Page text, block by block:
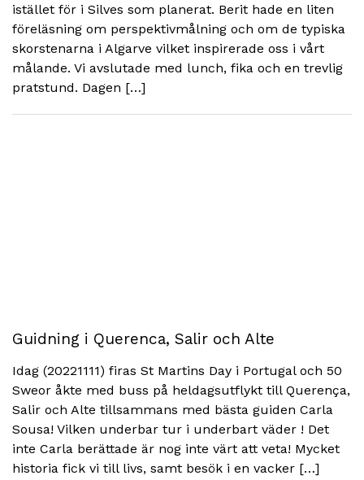
istället för i Silves som planerat. Berit hade en liten
föreläsning om perspektivmålning och om de typiska
skorstenarna i Algarve vilket inspirerade oss i vårt
målande. Vi avslutade med lunch, fika och en trevlig
pratstund. Dagen […]
Guidning i Querenca, Salir och Alte
Idag (20221111) firas St Martins Day i Portugal och 50
Sweor åkte med buss på heldagsutflykt till Querença,
Salir och Alte tillsammans med bästa guiden Carla
Sousa! Vilken underbar tur i underbart väder ! Det
inte Carla berättade är nog inte värt att veta! Mycket
historia fick vi till livs, samt besök i en vacker […]